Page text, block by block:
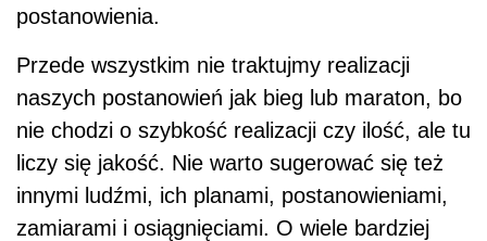
postanowienia.
Przede wszystkim nie traktujmy realizacji
naszych postanowień jak bieg lub maraton, bo
nie chodzi o szybkość realizacji czy ilość, ale tu
liczy się jakość. Nie warto sugerować się też
innymi ludźmi, ich planami, postanowieniami,
zamiarami i osiągnięciami. O wiele bardziej